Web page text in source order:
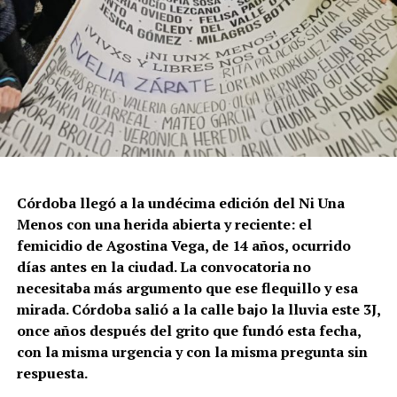
Córdoba llegó a la undécima edición del Ni Una
Menos con una herida abierta y reciente: el
femicidio de Agostina Vega, de 14 años, ocurrido
días antes en la ciudad. La convocatoria no
necesitaba más argumento que ese flequillo y esa
mirada. Córdoba salió a la calle bajo la lluvia este 3J,
once años después del grito que fundó esta fecha,
con la misma urgencia y con la misma pregunta sin
respuesta.